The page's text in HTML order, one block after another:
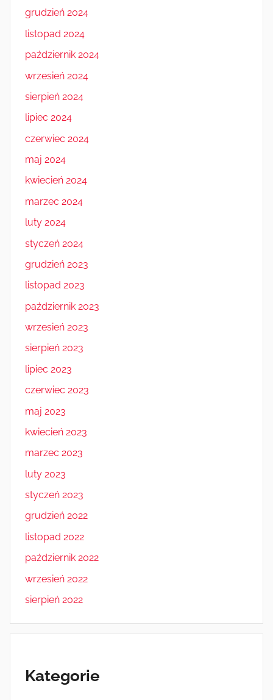
grudzień 2024
listopad 2024
październik 2024
wrzesień 2024
sierpień 2024
lipiec 2024
czerwiec 2024
maj 2024
kwiecień 2024
marzec 2024
luty 2024
styczeń 2024
grudzień 2023
listopad 2023
październik 2023
wrzesień 2023
sierpień 2023
lipiec 2023
czerwiec 2023
maj 2023
kwiecień 2023
marzec 2023
luty 2023
styczeń 2023
grudzień 2022
listopad 2022
październik 2022
wrzesień 2022
sierpień 2022
Kategorie